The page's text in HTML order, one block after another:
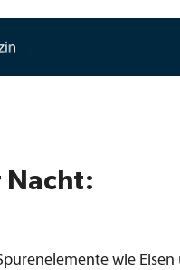
Nacht:
wie Eisen